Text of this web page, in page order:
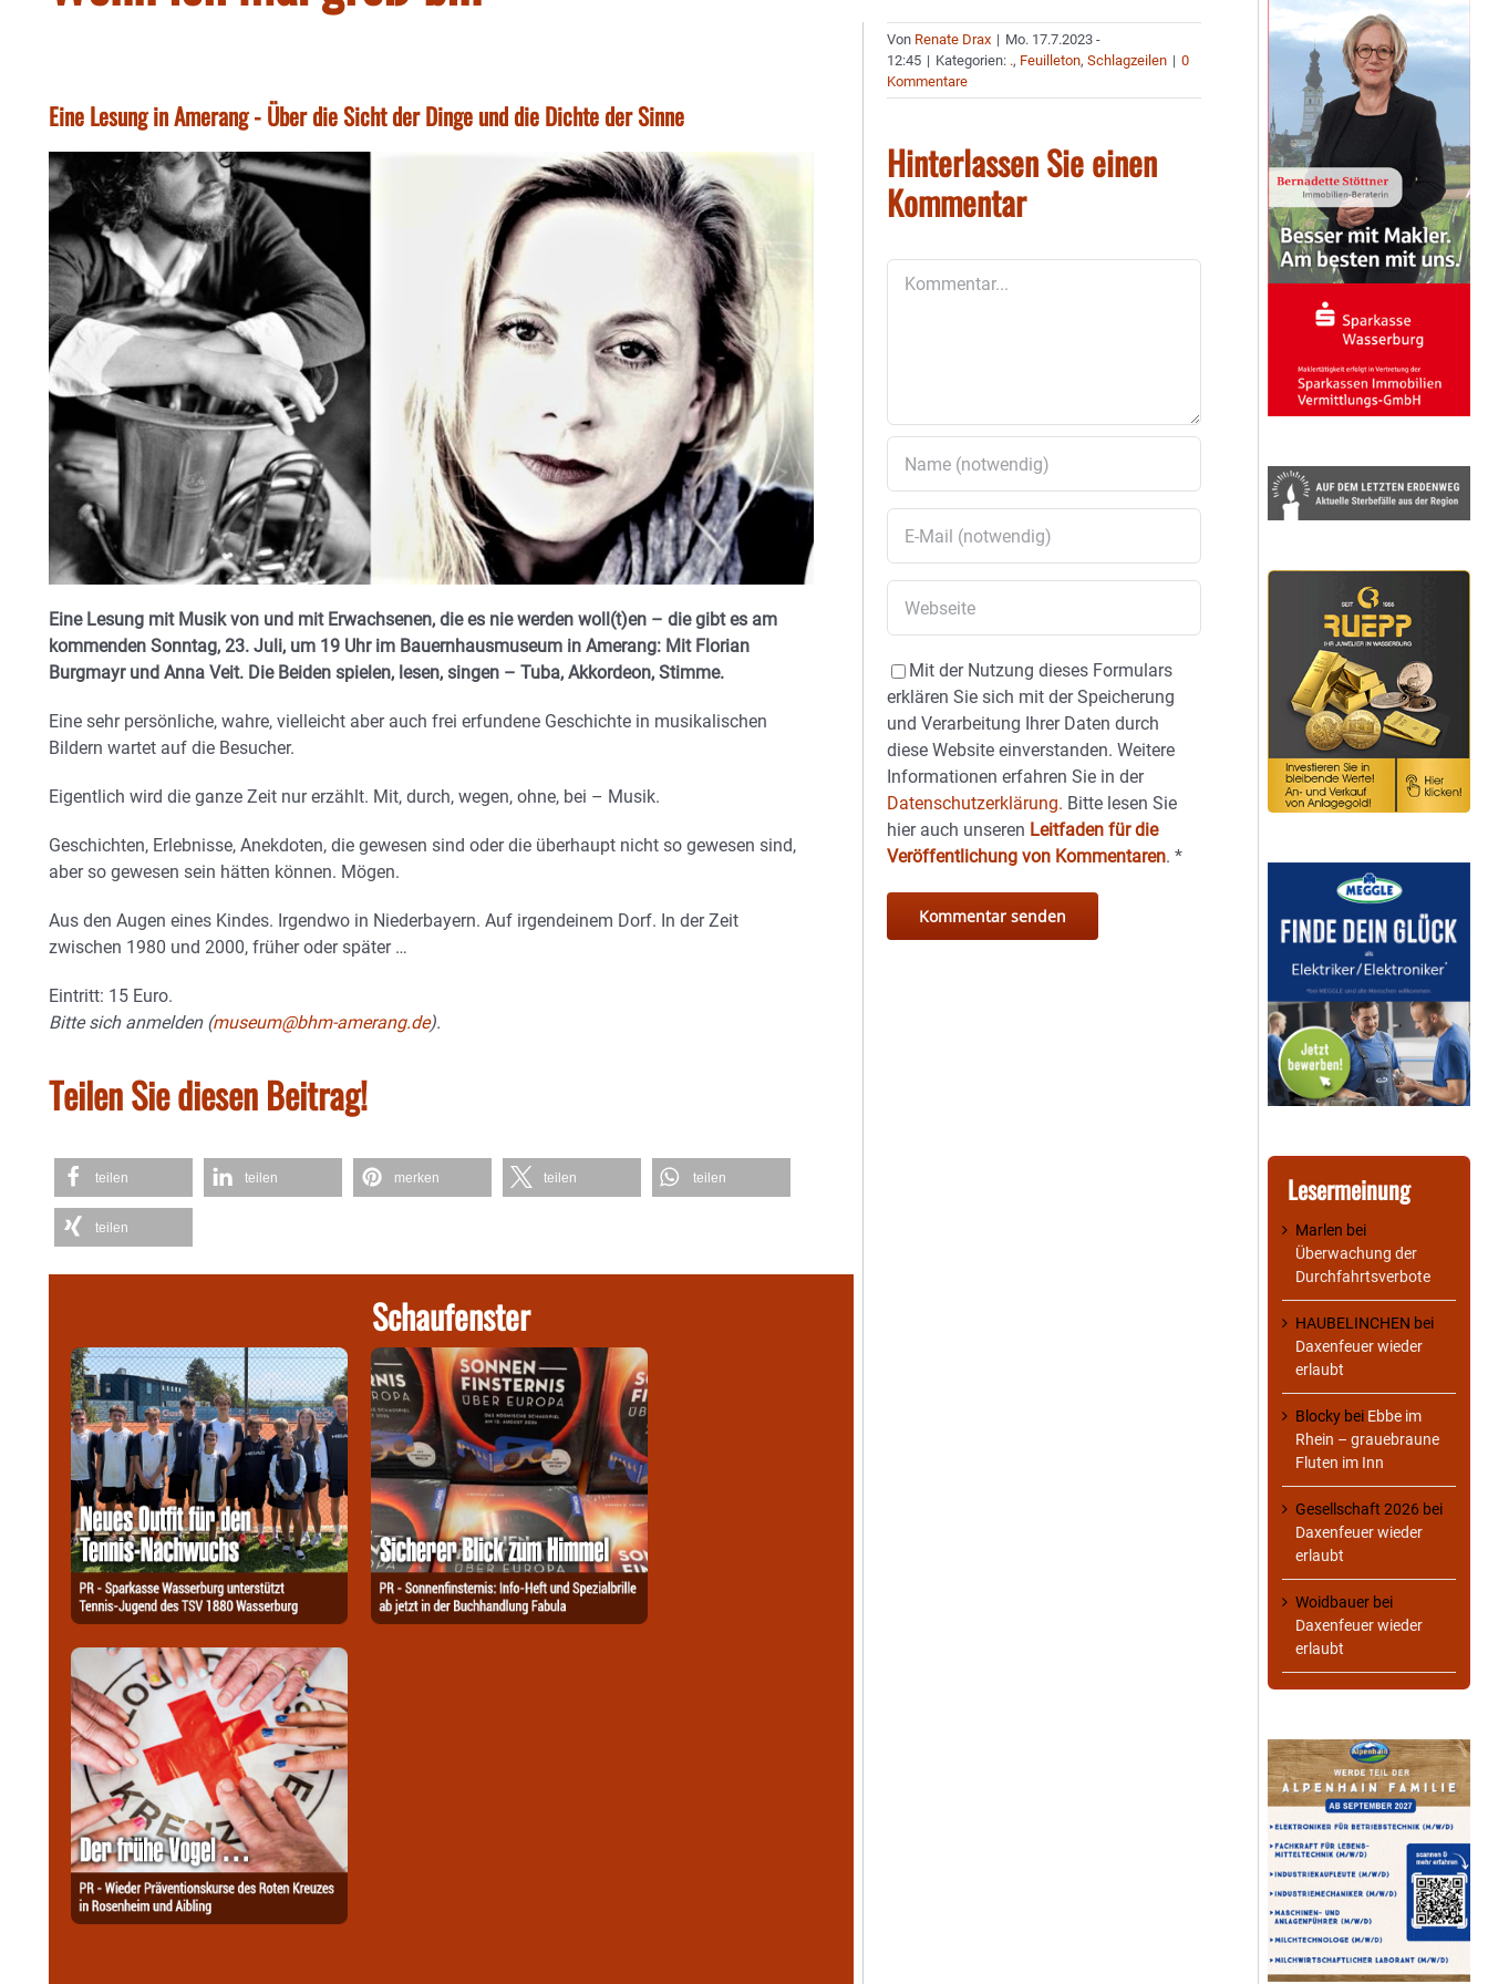
Eine Lesung in Amerang - Über die Sicht der Dinge und die Dichte der Sinne
Eine Lesung mit Musik von und mit Erwachsenen, die es nie werden woll(t)en – die gibt es am
kommenden Sonntag, 23. Juli, um 19 Uhr im Bauernhausmuseum in Amerang: Mit Florian
Burgmayr und Anna Veit. Die Beiden spielen, lesen, singen – Tuba, Akkordeon, Stimme.
Eine sehr persönliche, wahre, vielleicht aber auch frei erfundene Geschichte in musikalischen
Bildern wartet auf die Besucher.
Eigentlich wird die ganze Zeit nur erzählt. Mit, durch, wegen, ohne, bei – Musik.
Geschichten, Erlebnisse, Anekdoten, die gewesen sind oder die überhaupt nicht so gewesen sind,
aber so gewesen sein hätten können. Mögen.
Aus den Augen eines Kindes. Irgendwo in Niederbayern. Auf irgendeinem Dorf. In der Zeit
zwischen 1980 und 2000, früher oder später …
Eintritt: 15 Euro.
Bitte sich anmelden (museum@bhm-amerang.de).
Teilen Sie diesen Beitrag!
teilen teilen merken teilen teilen
teilen
Schaufenster
Von Renate Drax | Mo. 17.7.2023 -
12:45 | Kategorien: ., Feuilleton,Schlagzeilen | 0
Kommentare
Hinterlassen Sie einen
Kommentar
Mit der Nutzung dieses Formulars
erklären Sie sich mit der Speicherung
und Verarbeitung Ihrer Daten durch
diese Website einverstanden. Weitere
Informationen erfahren Sie in der
Datenschutzerklärung. Bitte lesen Sie
hier auch unseren Leitfaden für die
Veröffentlichung von Kommentaren.*
Lesermeinung
Marlen bei
Überwachung der
Durchfahrtsverbote
HAUBELINCHEN bei
Daxenfeuer wieder
erlaubt
Blocky bei Ebbe im
Rhein – grauebraune
Fluten im Inn
Gesellschaft 2026 bei
Daxenfeuer wieder
erlaubt
Woidbauer bei
Daxenfeuer wieder
erlaubt